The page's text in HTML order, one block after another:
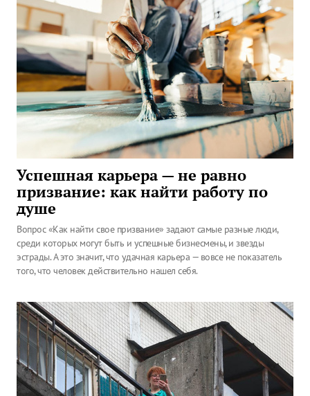
Успешная карьера — не равно
призвание: как найти работу по
душе
Вопрос «Как найти свое призвание» задают самые разные люди,
среди которых могут быть и успешные бизнесмены, и звезды
эстрады. А это значит, что удачная карьера — вовсе не показатель
того, что человек действительно нашел себя.